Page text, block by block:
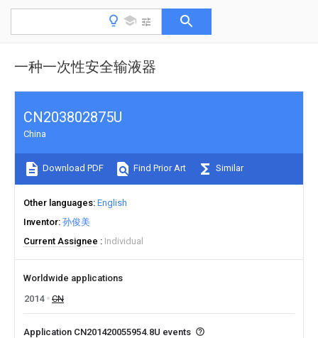
一种一次性安全输液器
CN203802875U
China
Download PDF Find Prior Art Similar
Other languages English
Inventor 孙俊美
Current Assignee
Individual
Worldwide applications
2014
CN
Application CN201420055954.8U events